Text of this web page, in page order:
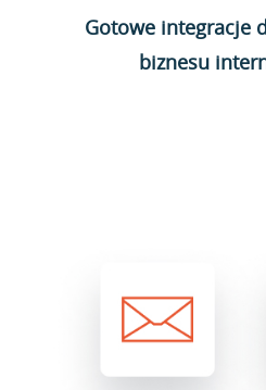
Gotowe integracje
biznesu